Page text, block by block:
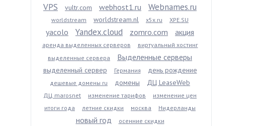
VPS vultr.com webhost1.ru Webnames.ru
worldstream worldstream.nl x5x.ru XPE.SU
yacolo Yandex.cloud zomro.com акция
аренда выделенных серверов
виртуальный хостинг
выделенные сервера
Выделенные серверы
выделенный сервер Германия день рождение
дешевые домены ru домены ДЦ LeaseWeb
ДЦ marosnet изменение тарифов
изменение цен
итоги года
летние скидки москва Нидерланды
новый год
осенние скидки